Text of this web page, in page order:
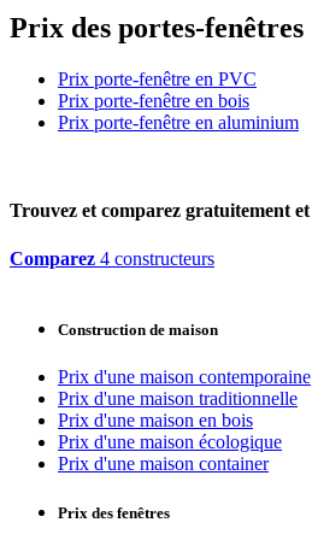
Prix des portes-fenêtres
Prix porte-fenêtre en PVC
Prix porte-fenêtre en bois
Prix porte-fenêtre en aluminium
Trouvez et comparez gratuitement et
Comparez 4 constructeurs
Construction de maison
Prix d'une maison contemporaine
Prix d'une maison traditionnelle
Prix d'une maison en bois
Prix d'une maison écologique
Prix d'une maison container
Prix des fenêtres